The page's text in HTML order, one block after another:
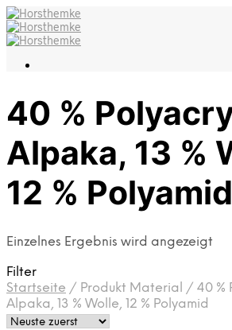
40 %
Alpaka, 13 %
12 % Polyamid
Einzelnes Ergebnis wird angezeigt
Filter
Startseite / Produkt Material / 40 %
Alpaka, 13 % Wolle, 12 % Polyamid